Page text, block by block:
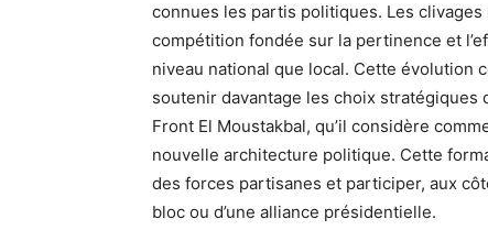
connues les partis politiques. Les
compétition fondée sur la pertinence et
niveau national que local. Cette évolution
soutenir davantage les choix stratégiques
Front El Moustakbal, qu’il considère
nouvelle architecture politique. Cette
des forces partisanes et participer, aux
bloc ou d’une alliance présidentielle.